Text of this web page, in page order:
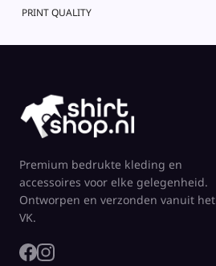
PRINT QUALITY
Premium bedrukte kleding en
accessoires voor elke gelegenheid.
Ontworpen en verzonden vanuit het
VK.